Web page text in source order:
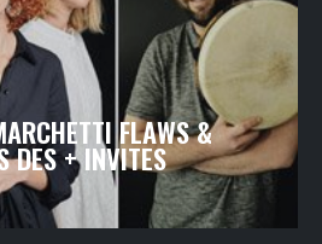
FLAWS &
DES + INVITES
oct2021 - 20h30